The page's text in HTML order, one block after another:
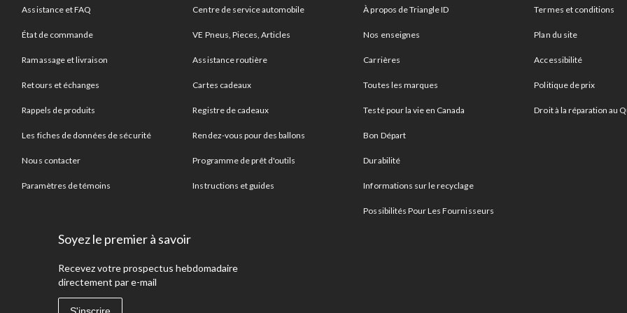
Assistance et FAQ
État de commande
Ramassage et livraison
Retours et échanges
Rappels de produits
Les fiches de données de sécurité
Nous contacter
Paramètres de témoins
Centre de service automobile
VE Pneus, Pieces, Articles
Assistance routière
Cartes cadeaux
Registre de cadeaux
Rendez-vous pour des ballons
Programme de prêt d'outils
Instructions et guides
À propos de Triangle ID
Nos enseignes
Carrières
Toutes les marques
Testé pour la vie en Canada
Bon Départ
Durabilité
Informations sur le recyclage
Possibilités Pour Les Fournisseurs
Termes et conditions
Plan du site
Accessibilité
Politique de prix
Droit à la réparation au
Soyez le premier à savoir
Recevez votre prospectus hebdomadaire
directement par e-mail
S'inscrire